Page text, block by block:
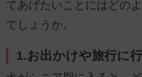
てあげたいことにはどの
でしょうか。
1.お出かけや旅行に行